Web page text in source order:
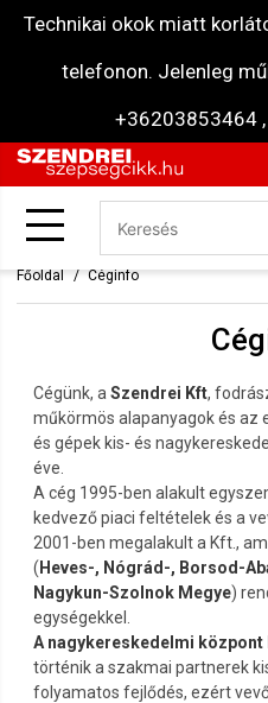
Technikai okok miatt
telefonon. Jelenleg
+36203853464
Főoldal Céginfo
Cégünk, a Szendrei Kft,
műkörmös alapanyagok és az
és gépek kis- és n
éve.
A cég 1995-ben alakult
kedvező piaci feltételek és a
2001-ben megalakult a Kft.,
( Heves-, Nógrád-, Borsod-
Nagykun-Szolnok Megye)
egységekkel.
A nagykereskedelmi központ
történik a szakmai partnerek
folyamatos fejlődés, ezért